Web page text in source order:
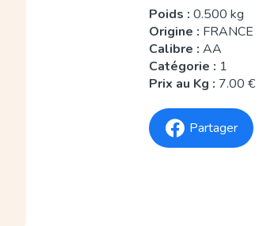
Poids : 0.500 kg
Origine : FRANCE
Calibre : AA
Catégorie : 1
Prix au Kg : 7.00 €
Partager